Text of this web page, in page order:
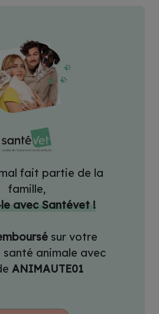
fait partie de la
famille,
avec Santévet !
sur votre
santé animale avec
ANIMAUTE01